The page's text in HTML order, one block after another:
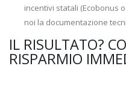
incentivi statali (Ecobonus
noi la documentazione
IL RISULTATO?
RISPARMIO